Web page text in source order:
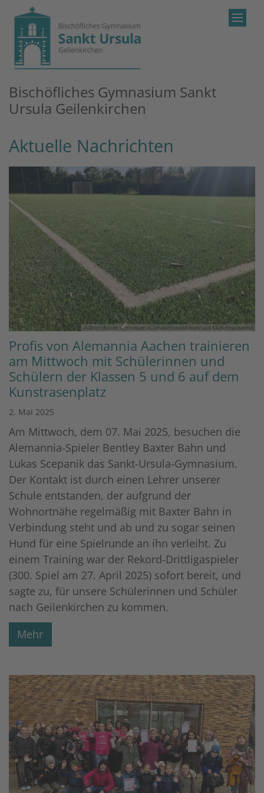
Zum Inhalt springen
Bischöfliches Gymnasium Sankt
Ursula Geilenkirchen
Aktuelle Nachrichten
© Bischöfliches Gymnasium St. Ursula (Dominik Esser und Kai Beemelmanns)
Profis von Alemannia Aachen trainieren
am Mittwoch mit Schülerinnen und
Schülern der Klassen 5 und 6 auf dem
Kunstrasenplatz
2. Mai 2025
Am Mittwoch, dem 07. Mai 2025, besuchen die
Alemannia-Spieler Bentley Baxter Bahn und
Lukas Scepanik das Sankt-Ursula-Gymnasium.
Der Kontakt ist durch einen Lehrer unserer
Schule entstanden, der aufgrund der
Wohnortnähe regelmäßig mit Baxter Bahn in
Verbindung steht und ab und zu sogar seinen
Hund für eine Spielrunde an ihn verleiht. Zu
einem Training war der Rekord-Drittligaspieler
(300. Spiel am 27. April 2025) sofort bereit, und
sagte zu, für unsere Schülerinnen und Schüler
nach Geilenkirchen zu kommen.
Mehr